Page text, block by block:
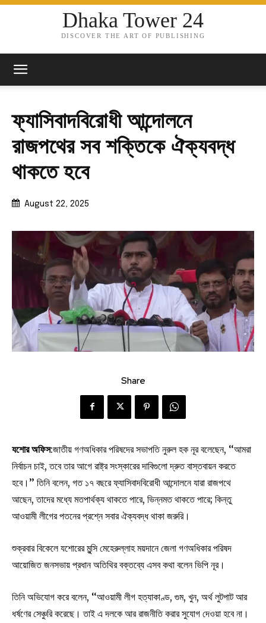
Dhaka Tower 24
DISCOVER THE ART OF PUBLISHING
ফ্যাসিবাদবিরোধী আন্দোলনে
রাজপথের সব শক্তিকে ঐক্যবদ্ধ
থাকতে হবে
August 22, 2025
Share
যশোর অফিস:জাতীয় গণঅধিকার পরিষদের সভাপতি নুরুল হক নূর বলেছেন, ‘‘আমরা
নির্বাচন চাই, তবে তার আগে রাষ্ট্র সংস্কারের দাবিগুলো দ্রুত বাস্তবায়ন করতে
হবে।’’ তিনি বলেন, গত ১৭ বছরে ফ্যাসিবাদবিরোধী আন্দোলনে যারা রাজপথে
আছেন, তাদের মধ্যে মতপার্থক্য থাকতে পারে, ভিন্নমত থাকতে পারে; কিন্তু
আওয়ামী লীগের পতনের প্রশ্নে সবার ঐক্যবদ্ধ থাকা জরুরি।
শুক্রবার বিকেলে যশোরের মুন্সি মেহেরুল্লাহ ময়দানে জেলা গণঅধিকার পরিষদ
আয়োজিত জনসভায় প্রধান অতিথির বক্তব্যে এসব কথা বলেন ভিপি নূর।
তিনি অভিযোগ করে বলেন, ‘‘আওয়ামী লীগ হত্যাকাণ্ড, গুম, খুন, অর্থ লুটপাট আর
ধর্ষণের সেঞ্চুরি করেছে। তাই এ দলকে আর রাজনীতি করার সুযোগ দেওয়া হবে না।